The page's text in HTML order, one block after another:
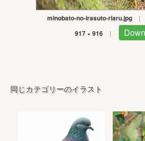
minobato-no-irasuto-riaru.jpg |
917 × 916 |
同じカテゴリーのイラスト